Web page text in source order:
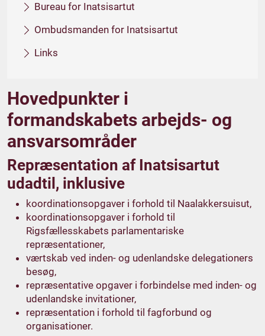
Bureau for Inatsisartut
Ombudsmanden for Inatsisartut
Links
Hovedpunkter i
formandskabets arbejds- og
ansvarsområder
Repræsentation af Inatsisartut
udadtil, inklusive
koordinationsopgaver i forhold til Naalakkersuisut,
koordinationsopgaver i forhold til
Rigsfællesskabets parlamentariske
repræsentationer,
værtskab ved inden- og udenlandske delegationers
besøg,
repræsentative opgaver i forbindelse med inden- og
udenlandske invitationer,
repræsentation i forhold til fagforbund og
organisationer.